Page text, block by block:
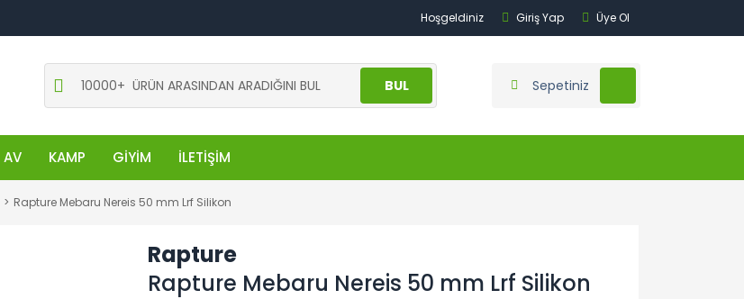
Hoşgeldiniz Giriş Yap Üye Ol
BUL Sepetiniz
AV KAMP GİYİM İLETİŞİM
Rapture Mebaru Nereis 50 mm Lrf Silikon
Rapture
Rapture Mebaru Nereis 50 mm Lrf Silikon